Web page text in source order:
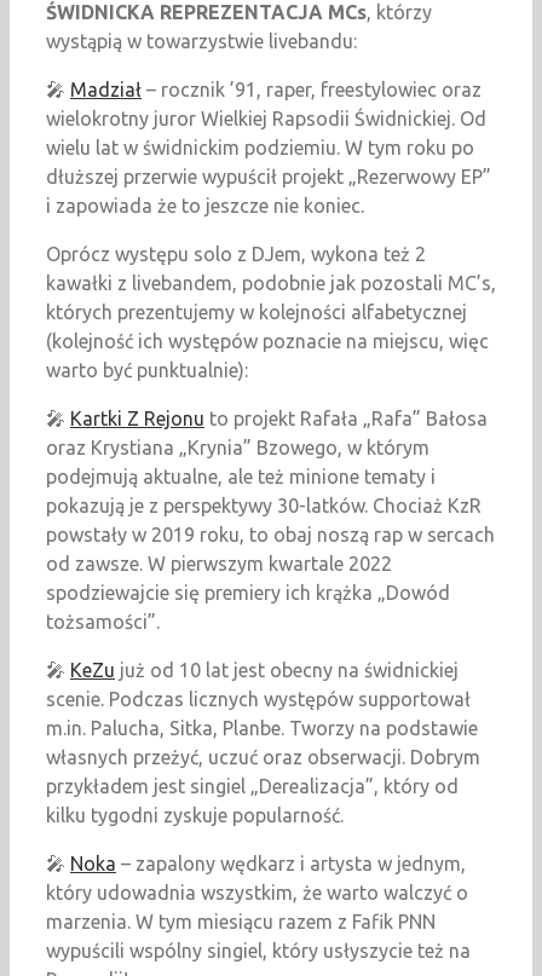
ŚWIDNICKA REPREZENTACJA MCs, którzy
wystąpią w towarzystwie livebandu:
🎤 Madział – rocznik ’91, raper, freestylowiec oraz
wielokrotny juror Wielkiej Rapsodii Świdnickiej. Od
wielu lat w świdnickim podziemiu. W tym roku po
dłuższej przerwie wypuścił projekt „Rezerwowy EP”
i zapowiada że to jeszcze nie koniec.
Oprócz występu solo z DJem, wykona też 2
kawałki z livebandem, podobnie jak pozostali MC’s,
których prezentujemy w kolejności alfabetycznej
(kolejność ich występów poznacie na miejscu, więc
warto być punktualnie):
🎤 Kartki Z Rejonu to projekt Rafała „Rafa” Bałosa
oraz Krystiana „Krynia” Bzowego, w którym
podejmują aktualne, ale też minione tematy i
pokazują je z perspektywy 30-latków. Chociaż KzR
powstały w 2019 roku, to obaj noszą rap w sercach
od zawsze. W pierwszym kwartale 2022
spodziewajcie się premiery ich krążka „Dowód
tożsamości”.
🎤 KeZu już od 10 lat jest obecny na świdnickiej
scenie. Podczas licznych występów supportował
m.in. Palucha, Sitka, Planbe. Tworzy na podstawie
własnych przeżyć, uczuć oraz obserwacji. Dobrym
przykładem jest singiel „Derealizacja”, który od
kilku tygodni zyskuje popularność.
🎤 Noka – zapalony wędkarz i artysta w jednym,
który udowadnia wszystkim, że warto walczyć o
marzenia. W tym miesiącu razem z Fafik PNN
wypuścili wspólny singiel, który usłyszycie też na